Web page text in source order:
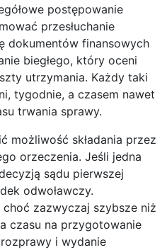
postępowanie
przesłuchanie
dokumentów finansowych
biegłego, który oceni
utrzymania. Każdy taki
tygodnie, a czasem nawet
trwania sprawy.
możliwość składania przez
orzeczenia. Jeśli jedna
sądu pierwszej
odwoławczy.
zazwyczaj szybsze niż
czasu na przygotowanie
i wydanie